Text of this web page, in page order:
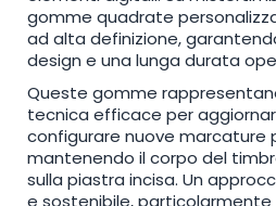
gomme quadrate
ad alta definizione,
design e una lunga durata
Queste gomme
tecnica efficace per
configurare nuove marcature
mantenendo il corpo del
sulla piastra incisa. Un
e sostenibile,